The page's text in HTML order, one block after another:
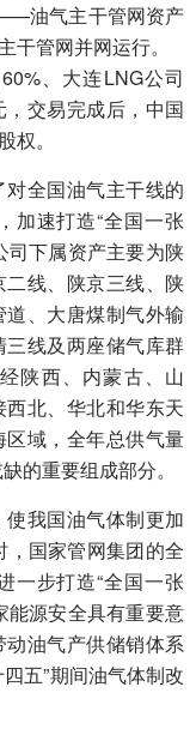
油气主干管网资产
管网并网运行。
、大连LNG公司
交易完成后，中国
。
全国油气主干线的
加速打造“全国一张
司下属资产主要为陕
线、陕京三线、陕
、大唐煤制气外输
线及两座储气库群
陕西、内蒙古、山
北、华北和华东天
域，全年总供气量
的重要组成部分。
我国油气体制更加
国家管网集团的全
一步打造“全国一张
能源安全具有重要意
油气产供储销体系
五”期间油气体制改